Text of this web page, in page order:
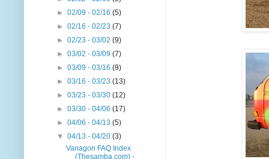
►02/09 - 02/16(5)
►02/16 - 02/23(7)
►02/23 - 03/02(9)
►03/02 - 03/09(7)
►03/09 - 03/16(9)
►03/16 - 03/23(13)
►03/23 - 03/30(12)
►03/30 - 04/06(17)
►04/06 - 04/13(5)
▼04/13 - 04/20(3)
Vanagon FAQ Index
(Thesamba.com) -